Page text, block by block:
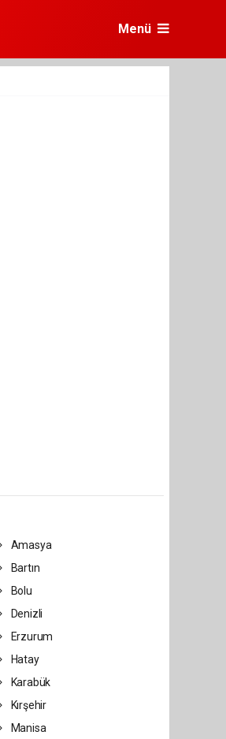
Menü
Amasya
Bartın
Bolu
Denizli
Erzurum
Hatay
Karabük
Kırşehir
Manisa